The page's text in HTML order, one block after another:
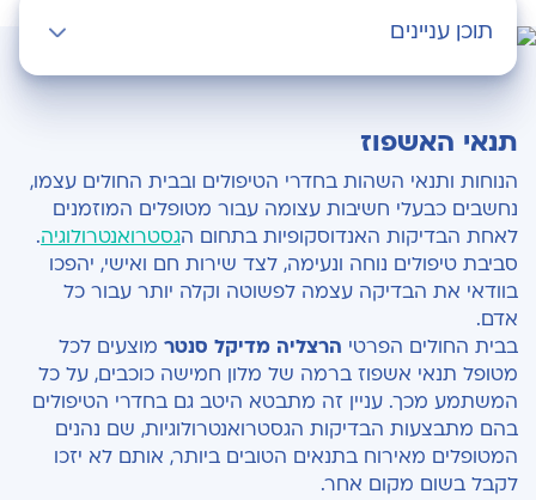
תוכן עניינים
טיפול והתאוששות בסביבה אינטימית
תנאי האשפוז
הנוחות ותנאי השהות בחדרי הטיפולים ובבית החולים עצמו,
נחשבים כבעלי חשיבות עצומה עבור מטופלים המוזמנים
לאחת הבדיקות האנדוסקופיות בתחום הגסטרואנטרולוגיה.
סביבת טיפולים נוחה ונעימה, לצד שירות חם ואישי, יהפכו
בוודאי את הבדיקה עצמה לפשוטה וקלה יותר עבור כל
אדם.
בבית החולים הפרטי הרצליה מדיקל סנטר מוצעים לכל
מטופל תנאי אשפוז ברמה של מלון חמישה כוכבים, על כל
המשתמע מכך. עניין זה מתבטא היטב גם בחדרי הטיפולים
בהם מתבצעות הבדיקות הגסטרואנטרולוגיות, שם נהנים
המטופלים מאירוח בתנאים הטובים ביותר, אותם לא יזכו
לקבל בשום מקום אחר.